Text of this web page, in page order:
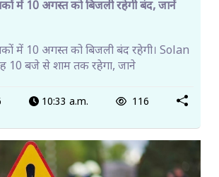
में 10 अगस्त को बिजली रहेगी बंद, जानें
में 10 अगस्त को बिजली बंद रहेगी। Solan
10 बजे से शाम तक रहेगा, जाने
10:33 a.m. 116